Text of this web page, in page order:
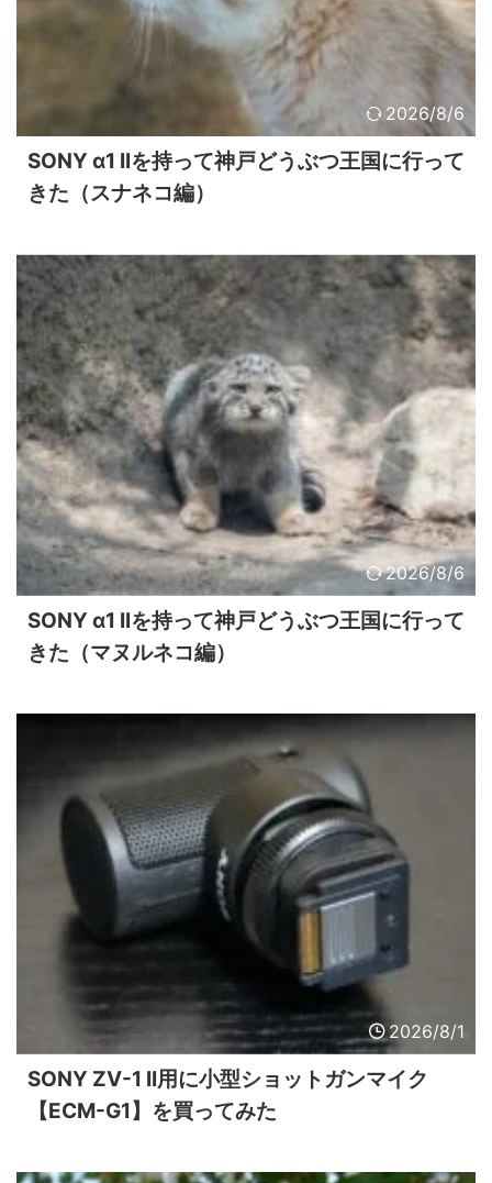
2026/8/6
SONY α1 IIを持って神戸どうぶつ王国に行って
きた（スナネコ編）
2026/8/6
SONY α1 IIを持って神戸どうぶつ王国に行って
きた（マヌルネコ編）
2026/8/1
SONY ZV-1 II用に小型ショットガンマイク
【ECM-G1】を買ってみた